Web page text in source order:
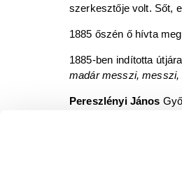
szerkesztője volt. Sőt,
1885 őszén ő hívta
1885-ben indította
madár messzi,
Pereszlényi János
Forrás:
Könyvterjesztők